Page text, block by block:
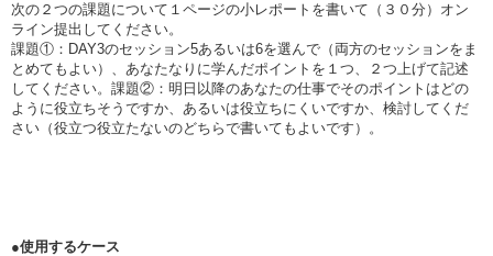
次の２つの課題について１ページの小レポートを書いて（３０分）オン
ライン提出してください。
課題①：DAY3のセッション5あるいは6を選んで（両方のセッションをま
とめてもよい）、あなたなりに学んだポイントを１つ、２つ上げて記述
してください。課題②：明日以降のあなたの仕事でそのポイントはどの
ように役立ちそうですか、あるいは役立ちにくいですか、検討してくだ
さい（役立つ役立たないのどちらで書いてもよいです）。
●使用するケース